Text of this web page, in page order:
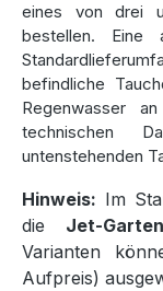
eines von drei
bestellen. Eine
befindliche
Regenwasser
technischen
untenstehenden
Hinweis: Im
die Jet-
Varianten
Aufpreis)